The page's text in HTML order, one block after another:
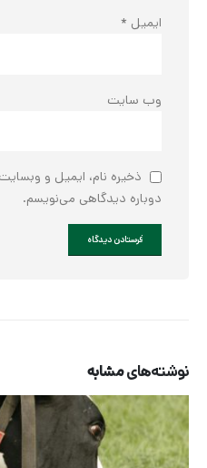
ایمیل *
وب‌ سایت
ذخیره نام، ایمیل و
دوباره دیدگاهی می‌نویسم.
نوشته‌هایمشابه